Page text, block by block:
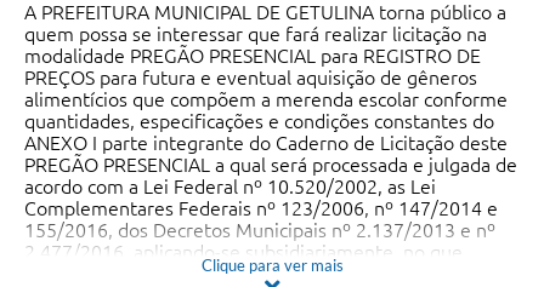
A PREFEITURA MUNICIPAL DE GETULINA torna público a
quem possa se interessar que fará realizar licitação na
modalidade PREGÃO PRESENCIAL para REGISTRO DE
PREÇOS para futura e eventual aquisição de gêneros
alimentícios que compõem a merenda escolar conforme
quantidades, especificações e condições constantes do
ANEXO I parte integrante do Caderno de Licitação deste
PREGÃO PRESENCIAL a qual será processada e julgada de
acordo com a Lei Federal nº 10.520/2002, as Lei
Complementares Federais nº 123/2006, nº 147/2014 e
155/2016, dos Decretos Municipais nº 2.137/2013 e nº
2.477/2016, aplicando-se subsidiariamente, no que
couberem, as disposições da Lei Federal 8666/93 e suas
Clique para ver mais